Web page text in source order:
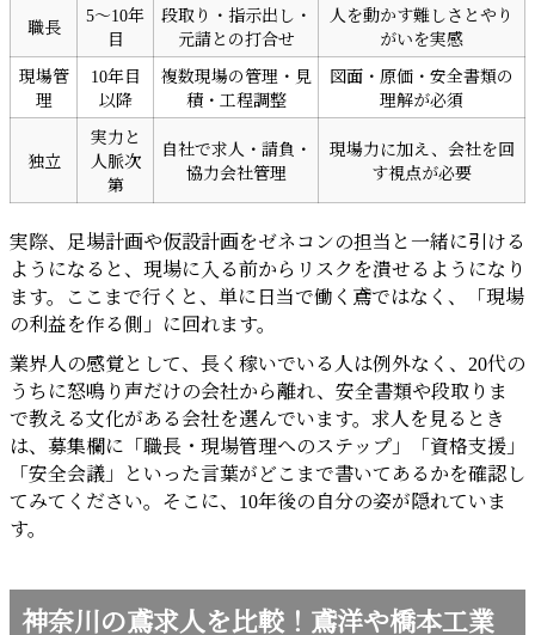
職長
5～10年
目
段取り・指示出し・
元請との打合せ
人を動かす難しさとやり
がいを実感
現場管
理
10年目
以降
複数現場の管理・見
積・工程調整
図面・原価・安全書類の
理解が必須
独立
実力と
人脈次
第
自社で求人・請負・
協力会社管理
現場力に加え、会社を回
す視点が必要
実際、足場計画や仮設計画をゼネコンの担当と一緒に引ける
ようになると、現場に入る前からリスクを潰せるようになり
ます。ここまで行くと、単に日当で働く鳶ではなく、「現場
の利益を作る側」に回れます。
業界人の感覚として、長く稼いでいる人は例外なく、20代の
うちに怒鳴り声だけの会社から離れ、安全書類や段取りま
で教える文化がある会社を選んでいます。求人を見るとき
は、募集欄に「職長・現場管理へのステップ」「資格支援」
「安全会議」といった言葉がどこまで書いてあるかを確認し
てみてください。そこに、10年後の自分の姿が隠れていま
す。
神奈川の鳶求人を比較！鳶洋や橋本工業